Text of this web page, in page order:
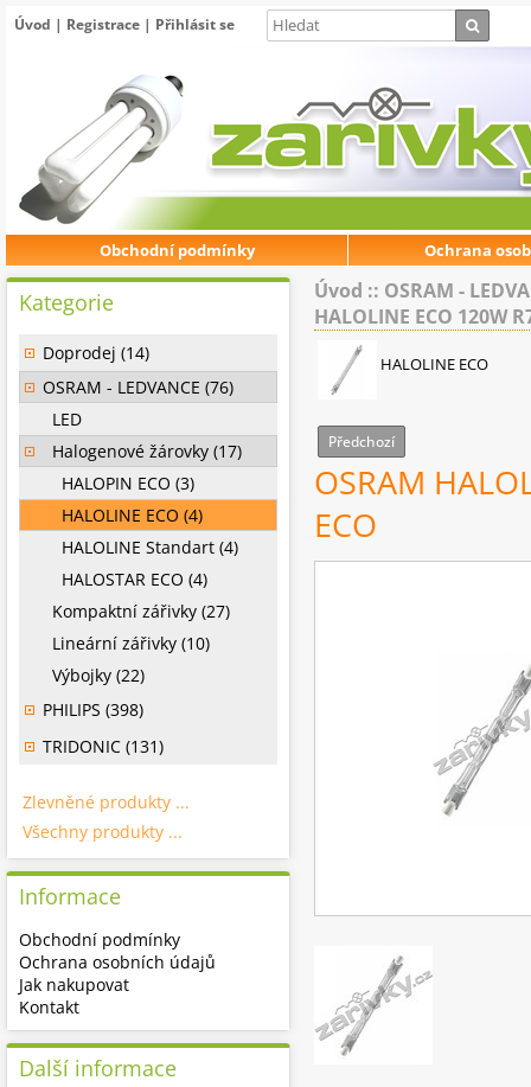
Úvod | Registrace | Přihlásit se
Obchodní podmínky Ochrana
Úvod :: OSRAM -
HALOLINE ECO 120W
HALOLINE ECO
Předchozí
OSRAM
ECO
Kategorie
Doprodej (14)
OSRAM - LEDVANCE (76)
LED
Halogenové žárovky (17)
HALOPIN ECO (3)
HALOLINE ECO (4)
HALOLINE Standart (4)
HALOSTAR ECO (4)
Kompaktní zářivky (27)
Lineární zářivky (10)
Výbojky (22)
PHILIPS (398)
TRIDONIC (131)
Zlevněné produkty ...
Všechny produkty ...
Informace
Obchodní podmínky
Ochrana osobních údajů
Jak nakupovat
Kontakt
Další informace